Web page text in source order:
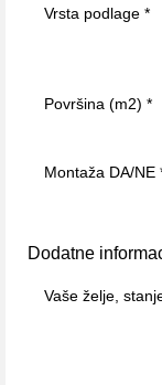
Dodatne